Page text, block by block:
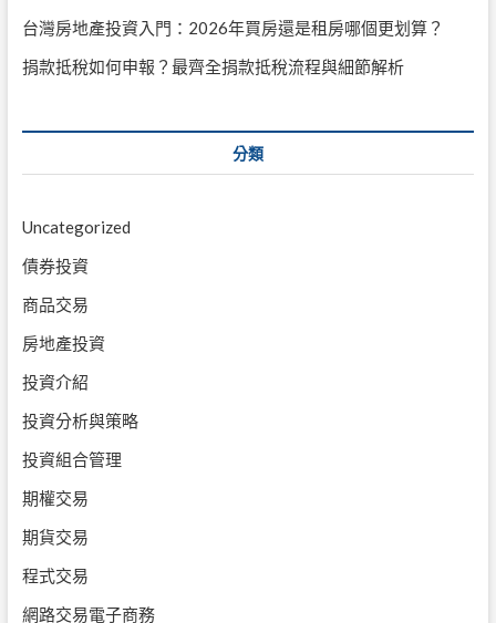
台灣房地產投資入門：2026年買房還是租房哪個更划算？
捐款抵稅如何申報？最齊全捐款抵稅流程與細節解析
分類
Uncategorized
債券投資
商品交易
房地產投資
投資介紹
投資分析與策略
投資組合管理
期權交易
期貨交易
程式交易
網路交易電子商務